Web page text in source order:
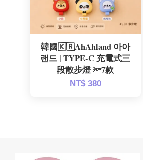
韓國🇰🇷AhAhland 아아
랜드 | TYPE-C 充電式三
段散步燈 🔦7款
NT$ 380